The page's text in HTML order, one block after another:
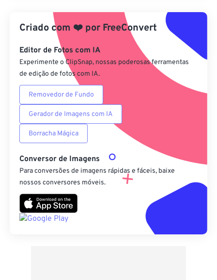
Aplicar a partir da predefinição
Salvar como predefinição
Criado com ❤️ por FreeConvert
Editor de Fotos com IA
Experimente o ClipSnap, nossas poderosas ferramentas
de edição de fotos com IA.
Removedor de Fundo
Gerador de Imagens com IA
Borracha Mágica
Conversor de Imagens
Para conversões de imagens rápidas e fáceis, baixe
nossos conversores móveis.